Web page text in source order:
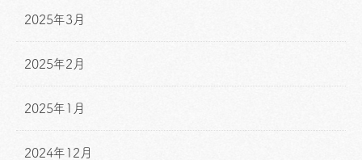
2025年3月
2025年2月
2025年1月
2024年12月